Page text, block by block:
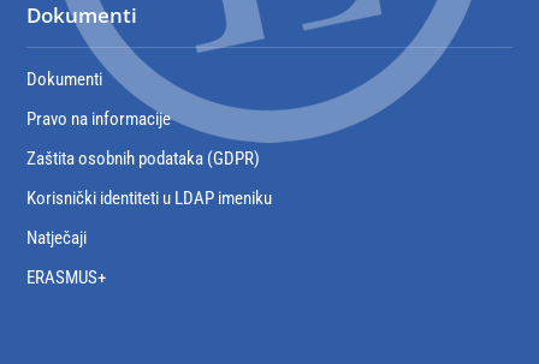
Dokumenti
Dokumenti
Pravo na informacije
Zaštita osobnih podataka (GDPR)
Korisnički identiteti u LDAP imeniku
Natječaji
ERASMUS+